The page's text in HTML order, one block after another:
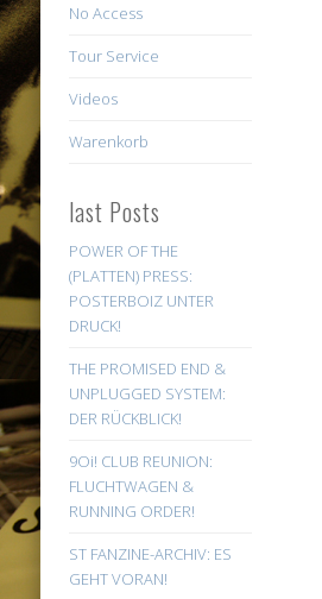
No Access
Tour Service
Videos
Warenkorb
last Posts
POWER OF THE
(PLATTEN) PRESS:
POSTERBOIZ UNTER
DRUCK!
THE PROMISED END &
UNPLUGGED SYSTEM:
DER RÜCKBLICK!
9Oi! CLUB REUNION:
FLUCHTWAGEN &
RUNNING ORDER!
ST FANZINE-ARCHIV: ES
GEHT VORAN!